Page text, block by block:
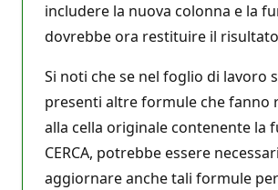
includere la nuova colonna e la
dovrebbe ora restituire il
Si noti che se nel foglio di lavoro
presenti altre formule che fanno
alla cella originale contenente la
CERCA, potrebbe essere
aggiornare anche tali formule